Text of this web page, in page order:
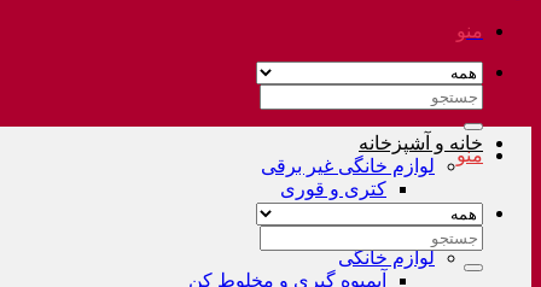
منو
جستجو
خانه و آشپزخانه
لوازم خانگی غیر برقی
کتری و قوری
لوازم خانگی
آبمیوه گیری و مخلوط کن
منو
جستجو
برای: